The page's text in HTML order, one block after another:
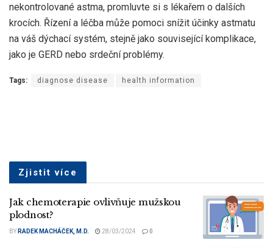
nekontrolované astma, promluvte si s lékařem o dalších
krocích. Řízení a léčba může pomoci snížit účinky astmatu
na váš dýchací systém, stejně jako související komplikace,
jako je GERD nebo srdeční problémy.
Tags: diagnose disease health information
Zjistit více
Jak chemoterapie ovlivňuje mužskou
plodnost?
BY RADEK MACHÁČEK, M.D. 28/03/2024 0